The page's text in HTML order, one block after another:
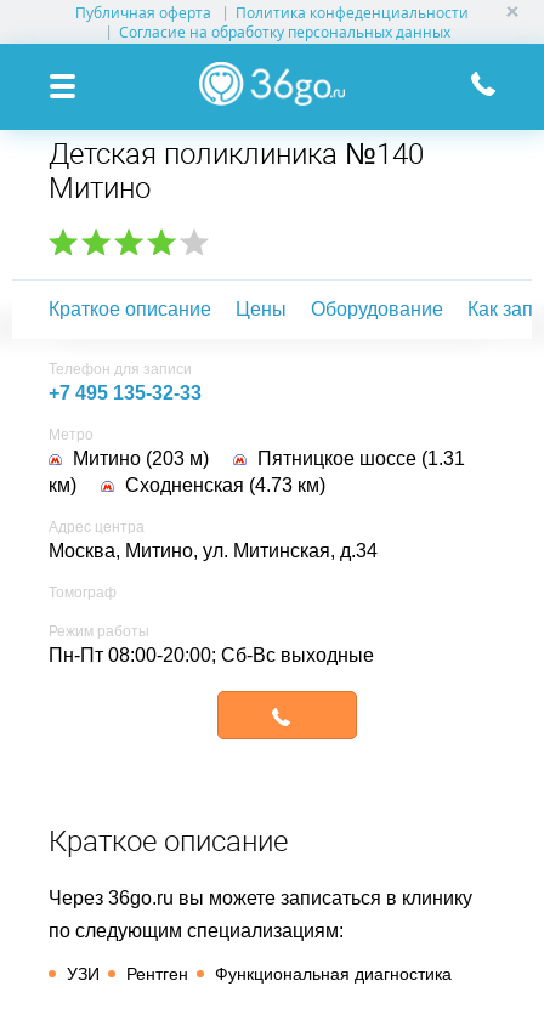
Публичная оферта
Политика конфеденциальности
Согласие на обработку персональных данных
УСЛУГИ КЛИНИК
КЛИНИКИ НА КАРТЕ
ПАМЯТКА ПАЦИЕНТУ
О ПРОЕКТЕ
Детская поликлиника №140
Митино
Краткое описание Цены Оборудование Как
Телефон для записи
+7 495 135-32-33
Метро
Митино (203 м)
Пятницкое шоссе (1.31
км)
Сходненская (4.73 км)
Адрес центра
Москва, Митино, ул. Митинская, д.34
Томограф
Режим работы
Пн-Пт 08:00-20:00; Сб-Вс выходные
Краткое описание
Через 36go.ru вы можете записаться в клинику
по следующим специализациям:
УЗИ Рентген Функциональная диагностика